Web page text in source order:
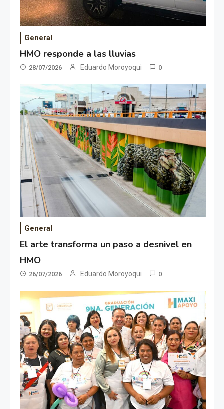
General
HMO responde a las lluvias
28/07/2026 Eduardo Moroyoqui 0
General
El arte transforma un paso a desnivel en
HMO
26/07/2026 Eduardo Moroyoqui 0